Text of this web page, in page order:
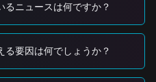
めています。
タル資産との高い相関性を
オン」感情へのより広範な市
す。
るニュースは何ですか？
る要因は何でしょうか？